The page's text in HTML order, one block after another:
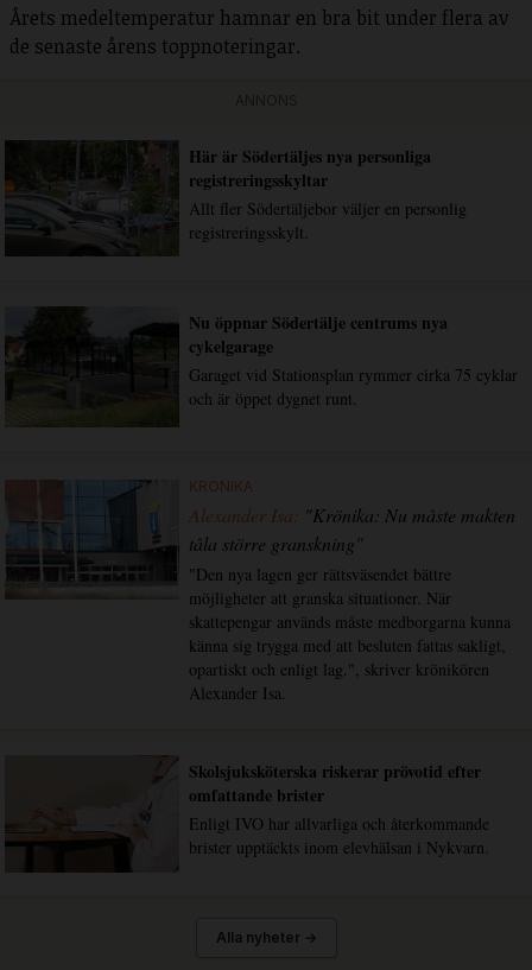
Årets medeltemperatur hamnar en bra bit under flera av
de senaste årens toppnoteringar.
Här är Södertäljes nya personliga
registreringsskyltar
Allt fler Södertäljebor väljer en personlig
registreringsskylt.
Nu öppnar Södertälje centrums nya
cykelgarage
Garaget vid Stationsplan rymmer cirka 75 cyklar
och är öppet dygnet runt.
KRÖNIKA
Alexander Isa: "Krönika: Nu måste makten
tåla större granskning"
"Den nya lagen ger rättsväsendet bättre
möjligheter att granska situationer. När
skattepengar används måste medborgarna kunna
känna sig trygga med att besluten fattas sakligt,
opartiskt och enligt lag.", skriver krönikören
Alexander Isa.
Skolsjuksköterska riskerar prövotid efter
omfattande brister
Enligt IVO har allvarliga och återkommande
brister upptäckts inom elevhälsan i Nykvarn.
Alla nyheter →